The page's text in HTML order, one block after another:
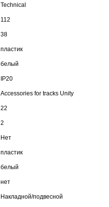
Technical
112
38
пластик
белый
IP20
Accessories for tracks Unity
22
2
Нет
пластик
белый
нет
Накладной/подвесной